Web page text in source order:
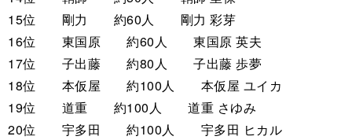
15位 剛力 約60人 剛力 彩芽
16位 東国原 約60人 東国原 英夫
17位 子出藤 約80人 子出藤 歩夢
18位 本仮屋 約100人 本仮屋 ユイカ
19位 道重 約100人 道重 さゆみ
20位 宇多田 約100人 宇多田 ヒカル